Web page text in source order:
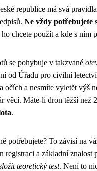
republice má svá
Ne vždy potřebujete
chcete použít a kde s ním
se pohybuje v takzvané
od Úřadu pro civilní
očích a nesmíte vyletět výš
věcí. Máte-li dron těžší než
.
potřebujete? To závisí na
registraci a základní
teoretický test. Není to